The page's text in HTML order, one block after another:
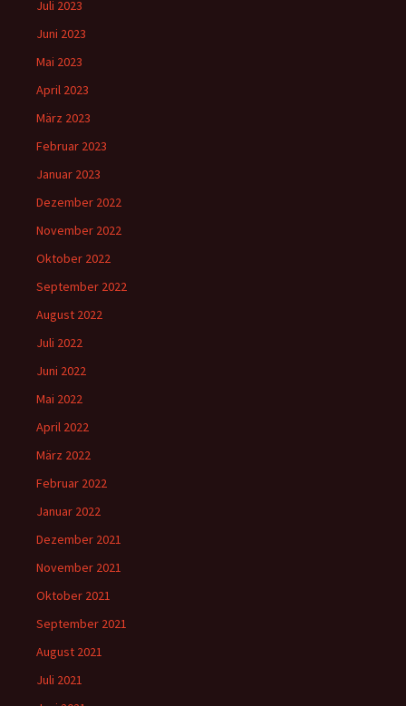
Juli 2023
Juni 2023
Mai 2023
April 2023
März 2023
Februar 2023
Januar 2023
Dezember 2022
November 2022
Oktober 2022
September 2022
August 2022
Juli 2022
Juni 2022
Mai 2022
April 2022
März 2022
Februar 2022
Januar 2022
Dezember 2021
November 2021
Oktober 2021
September 2021
August 2021
Juli 2021